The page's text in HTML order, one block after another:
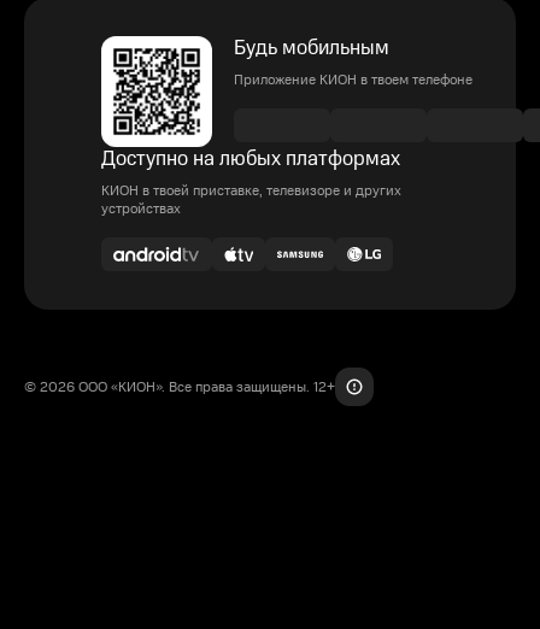
Будь мобильным
Приложение КИОН в твоем телефоне
Доступно на любых платформах
КИОН в твоей приставке, телевизоре и других
устройствах
© 2026 ООО «КИОН». Все права защищены. 12+